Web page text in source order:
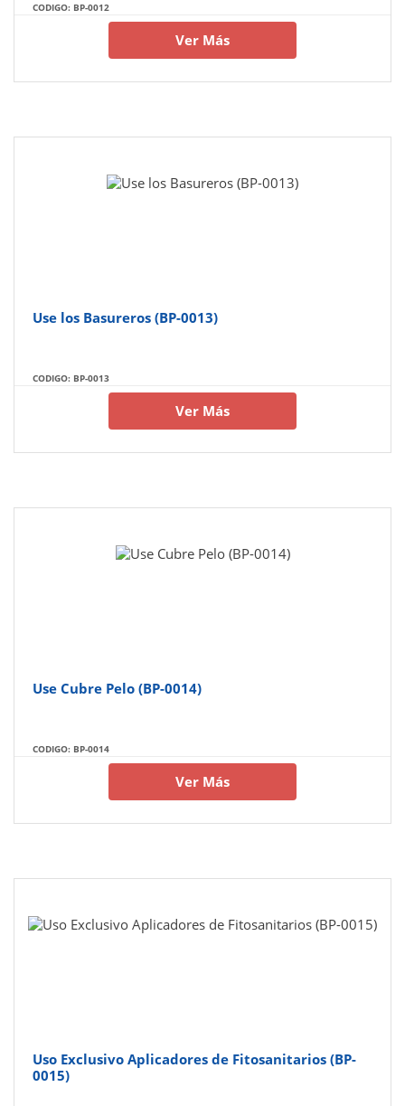
CODIGO: BP-0012
Ver Más
Use los Basureros (BP-0013)
CODIGO: BP-0013
Ver Más
Use Cubre Pelo (BP-0014)
CODIGO: BP-0014
Ver Más
Uso Exclusivo Aplicadores de Fitosanitarios (BP-
0015)